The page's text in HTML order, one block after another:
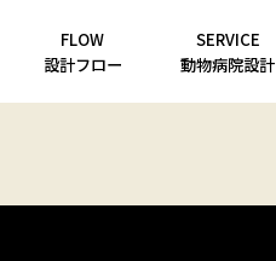
FLOW
設計フロー
SERVICE
動物病院設計